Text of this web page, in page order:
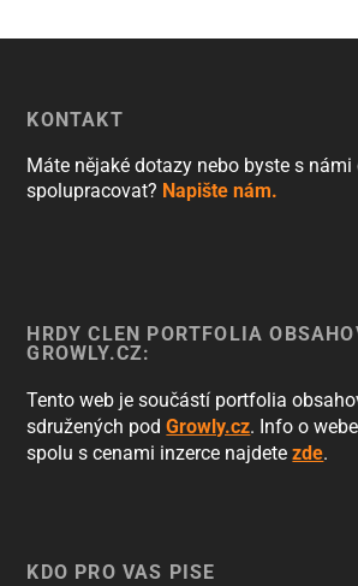
KONTAKT
Máte nějaké dotazy nebo byste s námi
spolupracovat? Napište nám.
HRDÝ ČLEN PORTFOLIA
GROWLY.CZ:
Tento web je součástí portfolia
sdružených podGrowly.cz. Info o
spolu s cenami inzerce najdetezde.
KDO PRO VÁS PÍŠE